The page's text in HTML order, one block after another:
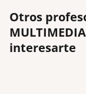
Otros
interesarte